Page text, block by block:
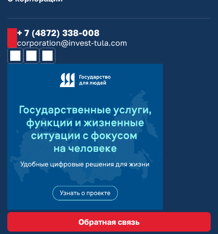
+ 7 (4872) 338-008
corporation@invest-tula.com
Обратная связь